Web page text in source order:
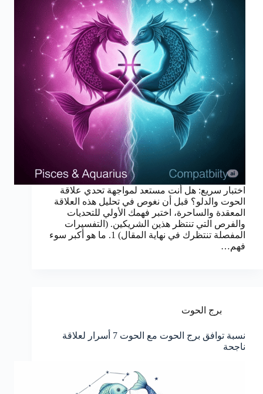
اختبار سريع: هل أنت مستعد لمواجهة تحدي علاقة
الحوت والدلو؟ قبل أن نغوص في تحليل هذه العلاقة
المعقدة والساحرة، اختبر فهمك الأولي للتحديات
والفرص التي تنتظر هذين الشريكين. (التفسيرات
المفصلة تنتظرك في نهاية المقال) 1. ما هو أكبر سوء
فهم…
برج الحوت
نسبة توافق برج الحوت مع الحوت 7 أسرار لعلاقة
ناجحة